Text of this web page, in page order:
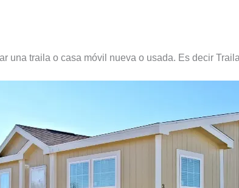
una traila o casa móvil nueva o usada. Es decir